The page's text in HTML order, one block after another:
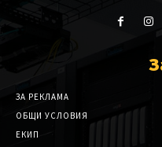
ЗА РЕКЛАМА
ОБЩИ УСЛОВИЯ
ЕКИП